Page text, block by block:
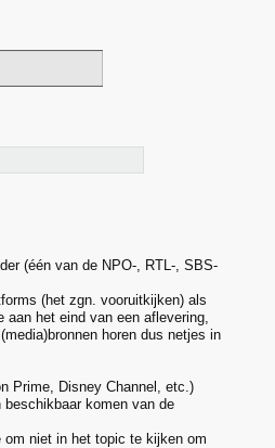
(één van de NPO-, RTL-, SBS-
(het zgn. vooruitkijken) als
het eind van een aflevering,
horen dus netjes in
Prime, Disney Channel, etc.)
komen van de
om niet in het topic te kijken om